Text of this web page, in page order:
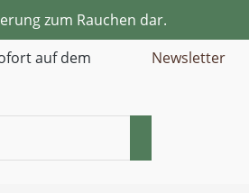
zum Rauchen dar.
auf dem
Newsletter